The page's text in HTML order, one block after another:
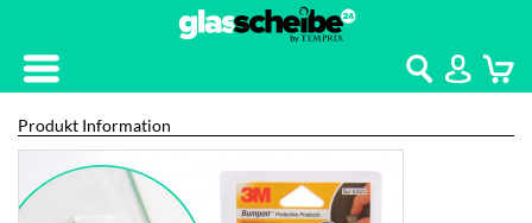
Produkt Information